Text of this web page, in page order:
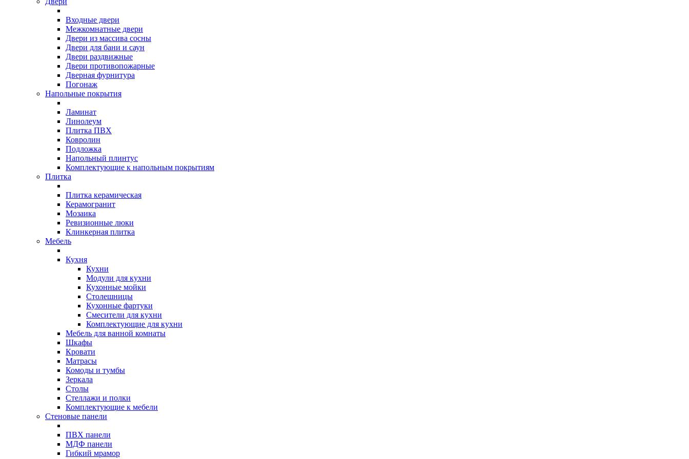
Входные двери
Межкомнатные двери
Двери из массива сосны
Двери для бани и саун
Двери раздвижные
Двери противопожарные
Дверная фурнитура
Погонаж
Напольные покрытия
Ламинат
Линолеум
Плитка ПВХ
Ковролин
Подложка
Напольный плинтус
Комплектующие к напольным покрытиям
Плитка
Плитка керамическая
Керамогранит
Мозаика
Ревизионные люки
Клинкерная плитка
Мебель
Кухня
Кухни
Модули для кухни
Кухонные мойки
Столешницы
Кухонные фартуки
Смесители для кухни
Комплектующие для кухни
Мебель для ванной комнаты
Шкафы
Кровати
Матрасы
Комоды и тумбы
Зеркала
Столы
Стеллажи и полки
Комплектующие к мебели
Стеновые панели
ПВХ панели
МДФ панели
Гибкий мрамор